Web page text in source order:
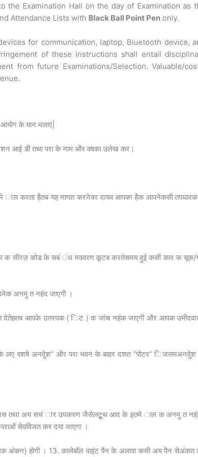
the Examination Hall on the day of Examination as
Attendance Lists with Black Ball Point Pen only.
for communication, laptop, Bluetooth device,
of these instructions shall entail
from future Examinations/Selection. Valuable/
के यान मलाएं|
आई डी तथा परा के नाम और वषका उलेख कर।
करता हैतब यह माणत करनेका दायव आपका हैक आपनेकसी
क सीरज़ कोड के सबं ंध मववरण कूटब करतेसमय हुई कसी कार क
अनमु त नहंद जाएगी ।
आपके उतर­पक ( िट ) क जांच नहंक जाएगी और आपक
के लए वशषे अनदुेश” और परा भवन के बाहर दशत “पोटर” िजसमअनदुेश
गैजेस तथा अय सचं ार उपकरण जैसेलटूूथ आद के इतमे ाल क अनमु त
सेवविजत कर दया जाएगा ।
अंकन) होगी । 13. कालेबॉल वाइंट पैन के अलावा कसी अय पैन सेअंकत